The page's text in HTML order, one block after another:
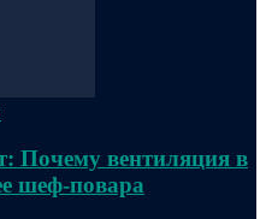
Почему вентиляция в
шеф-повара